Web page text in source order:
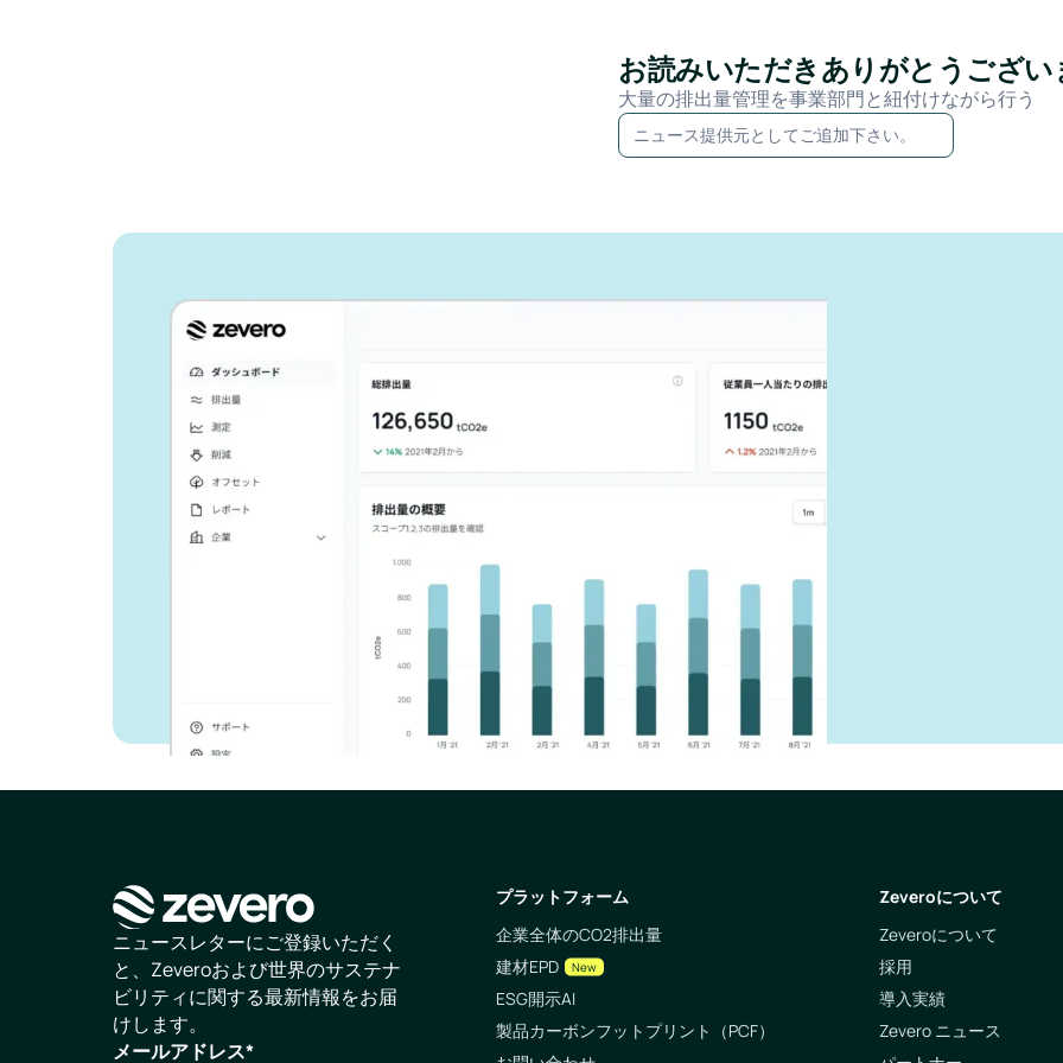
お読みいただきありがとうござい
大量の排出量管理を事業部門と紐付けながら行う
ニュース提供元としてご追加下さい。
Zeveroがどのように報
告作業を効率化できる
か、ご紹介します。
ビジネスの成長と環境負荷の低減を両立させ
る
ホームページ
ニュースレターにご登録いただく
と、Zeveroおよび世界のサステナ
ビリティに関する最新情報をお届
けします。
メールアドレス*
プラットフォーム
企業全体のCO2排出量
建材EPD
New
ESG開示AI
製品カーボンフットプリント（PCF）
Zeveroについて
Zeveroについて
採用
導入実績
Zevero ニュース